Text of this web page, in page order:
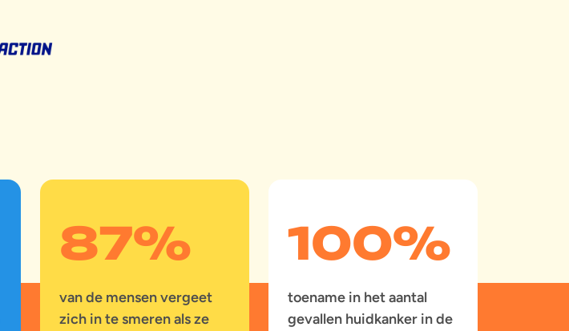
87%
van de mensen vergeet
zich in te smeren als ze
100%
toename in het aantal
gevallen huidkanker in de